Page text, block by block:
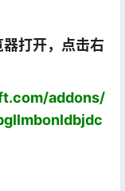
器打开，点击右
addons/